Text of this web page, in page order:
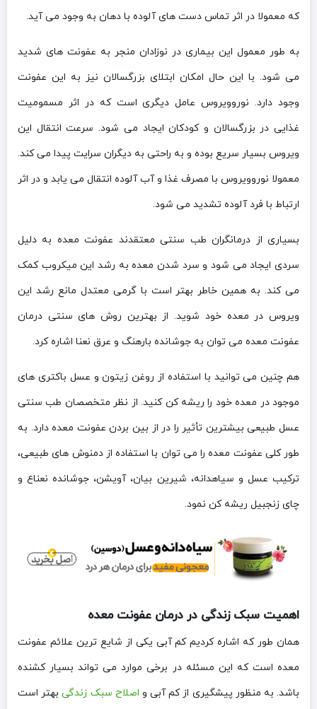
که معمولا در اثر تماس دست های آلوده با دهان به وجود می آید.
به طور معمول این بیماری در نوزادان منجر به عفونت های شدید
می شود. با این حال امکان ابتلای بزرگسالان نیز به این عفونت
وجود دارد. نوروویروس عامل دیگری است که در اثر مسمومیت
غذایی در بزرگسالان و کودکان ایجاد می شود. سرعت انتقال این
ویروس بسیار سریع بوده و به راحتی به دیگران سرایت پیدا می کند.
معمولا نوروویروس با مصرف غذا و آب آلوده انتقال می یابد و در اثر
ارتباط با فرد آلوده تشدید می شود.
بسیاری از درمانگران طب سنتی معتقدند عفونت معده به دلیل
سردی ایجاد می شود و سرد شدن معده به رشد این میکروب کمک
می کند. به همین خاطر بهتر است با گرمی معتدل مانع رشد این
ویروس در معده خود شوید. از بهترین روش های سنتی درمان
عفونت معده می توان به جوشانده بارهنگ و عرق نعنا اشاره کرد.
هم چنین می توانید با استفاده از روغن زیتون و عسل باکتری های
موجود در معده خود را ریشه کن کنید. از نظر متخصصان طب سنتی
عسل طبیعی بیشترین تأثیر را در از بین بردن عفونت معده دارد. به
طور کلی عفونت معده را می توان با استفاده از دمنوش های طبیعی،
ترکیب عسل و سیاهدانه، شیرین بیان، آویشن، جوشانده نعناع و
چای زنجبیل ریشه کن نمود.
اهمیت سبک زندگی در درمان عفونت معده
همان طور که اشاره کردیم کم آبی یکی از شایع ترین علائم عفونت
معده است که این مسئله در برخی موارد می تواند بسیار کشنده
باشد. به منظور پیشگیری از کم آبی و اصلاح سبک زندگیبهتر است